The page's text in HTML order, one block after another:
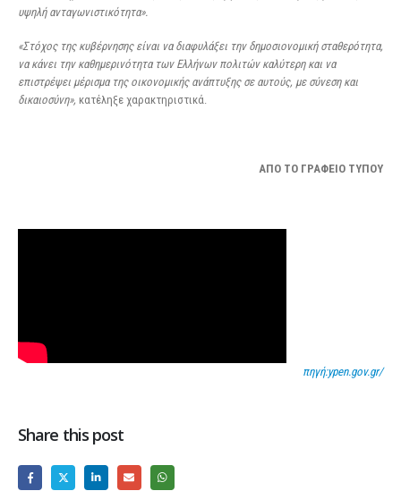
υψηλή ανταγωνιστικότητα».
«Στόχος της κυβέρνησης είναι να διαφυλάξει την δημοσιονομική σταθερότητα,
να κάνει την καθημερινότητα των Ελλήνων πολιτών καλύτερη και να
επιστρέψει μέρισμα της οικονομικής ανάπτυξης σε αυτούς, με σύνεση και
δικαιοσύνη», κατέληξε χαρακτηριστικά.
ΑΠΟ ΤΟ ΓΡΑΦΕΙΟ ΤΥΠΟΥ
πηγή:ypen.gov.gr/
Share this post